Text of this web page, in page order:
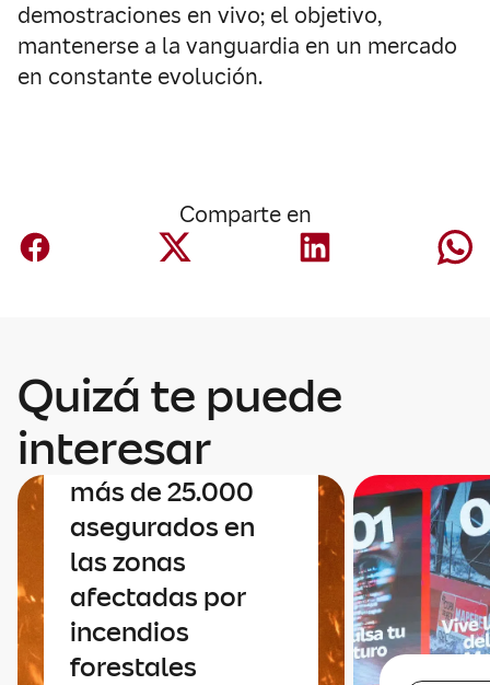
demostraciones en vivo; el objetivo,
mantenerse a la vanguardia en un mercado
en constante evolución.
Comparte en
Quizá te puede
interesar
Negocio España
Mapfre contacta
uno a uno con sus
más de 25.000
asegurados en
las zonas
afectadas por
incendios
forestales